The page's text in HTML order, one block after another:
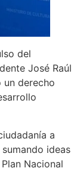
del
José Raúl
un derecho
a
ideas
Nacional